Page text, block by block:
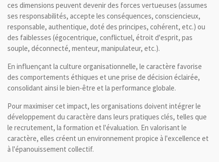
ces dimensions peuvent devenir des forces vertueuses (assumes
ses responsabilités, accepte les conséquences, consciencieux,
responsable, authentique, doté des principes, cohérent, etc.) ou
des faiblesses (égocentrique, conflictuel, étroit d'esprit, pas
souple, déconnecté, menteur, manipulateur, etc.).
En influençant la culture organisationnelle, le caractère favorise
des comportements éthiques et une prise de décision éclairée,
consolidant ainsi le bien-être et la performance globale.
Pour maximiser cet impact, les organisations doivent intégrer le
développement du caractère dans leurs pratiques clés, telles que
le recrutement, la formation et l'évaluation. En valorisant le
caractère, elles créent un environnement propice à l'excellence et
à l'épanouissement collectif.